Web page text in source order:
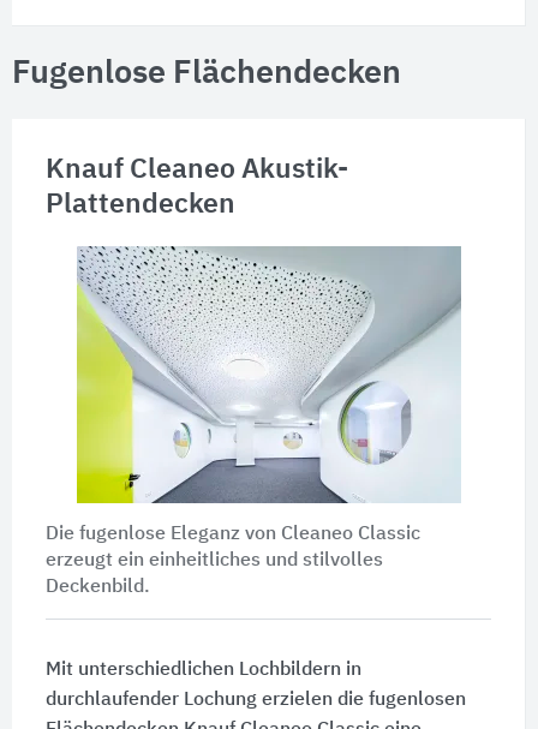
Fugenlose Flächendecken
Knauf Cleaneo Akustik-
Plattendecken
Die fugenlose Eleganz von Cleaneo Classic
erzeugt ein einheitliches und stilvolles
Deckenbild.
Mit unterschiedlichen Lochbildern in
durchlaufender Lochung erzielen die fugenlosen